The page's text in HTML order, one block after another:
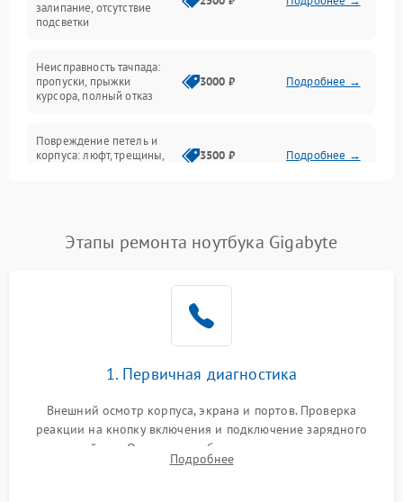
Батарея
Сеть и интернет
залипание, отсутствие
подсветки
Неисправность тачпада:
пропуски, прыжки
курсора, полный отказ
3000 ₽ Подробнее →
Повреждение петель и
корпуса: люфт, трещины,
3500 ₽ Подробнее →
невозможность зарядки,
2500 ₽ Подробнее →
2000 ₽
Перегрев из‑за пыли,
неисправности кулера
Выход из строя SSD или
HDD: медленная загрузка,
Этапы ремонта ноутбука Gigabyte
1. Первичная диагностика
Внешний осмотр корпуса, экрана и портов. Проверка
реакции на кнопку включения и подключение зарядного
устройства. Оценка потребления тока с помощью
лабораторного блока питания для локализации проблемы.
Подробнее